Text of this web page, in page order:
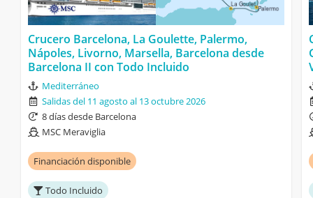
Crucero Barcelona, La Goulette, Palermo,
Nápoles, Livorno, Marsella, Barcelona desde
Barcelona II con Todo Incluido
Mediterráneo
Salidas del 11 agosto al 13 octubre 2026
8 días desde Barcelona
MSC Meraviglia
Financiación disponible
Todo Incluido